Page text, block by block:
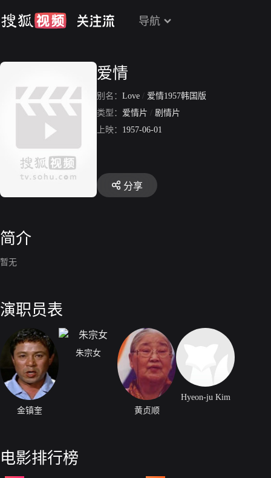
导航
爱情
别名： Love / 爱情1957韩国版
类型： 爱情片 / 剧情片
上映： 1957-06-01
分享
简介
暂无
演职员表
金镇奎
朱宗女
黄贞顺
Hyeon-ju Kim
电影排行榜